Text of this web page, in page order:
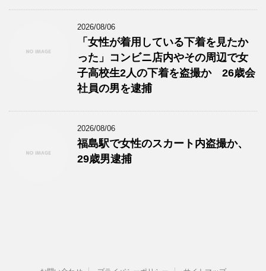
2026/08/06
「女性が着用している下着を見たか
った」コンビニ店内やその周辺で女
子高校生2人の下着を盗撮か 26歳会
社員の男を逮捕
2026/08/06
福島駅で女性のスカート内盗撮か、
29歳男逮捕